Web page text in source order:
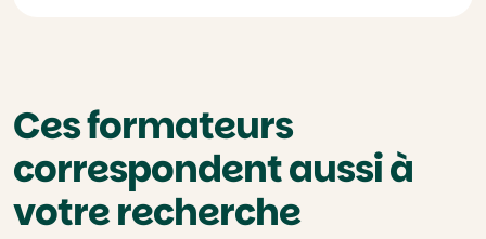
Ces formateurs
correspondent aussi à
votre recherche